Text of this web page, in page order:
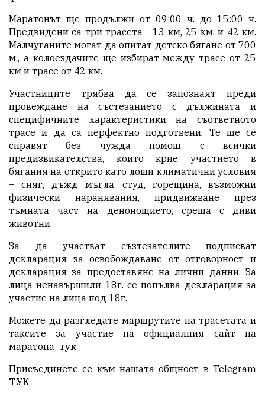
Маратонът ще продължи от 09:00 ч. до 15:00 ч.
Предвидени са три трасета - 13 км, 25 км. и 42 км.
Малчуганите могат да опитат детско бягане от 700
м., а колоездачите ще избират между трасе от 25
км и трасе от 42 км.
Участниците трябва да се запознаят преди
провеждане на състезанието с дължината и
специфичните характеристики на съответното
трасе и да са перфектно подготвени. Те ще се
справят без чужда помощ с всички
предизвикателства, които крие участието в
бягания на открито като лоши климатични условия
– сняг, дъжд мъгла, студ, горещина, възможни
физически наранявания, придвижване през
тъмната част на денонощието, среща с диви
животни.
За да участват съзтезателите подписват
декларация за освобождаване от отговорност и
декларация за предоставяне на лични данни. За
лица ненавършили 18г. се попълва декларация за
участие на лица под 18г.
Можете да разгледате маршрутите на трасетата и
таксите за участие на официалния сайт на
маратона тук
Присъединете се към нашата общност в Telegram
ТУК